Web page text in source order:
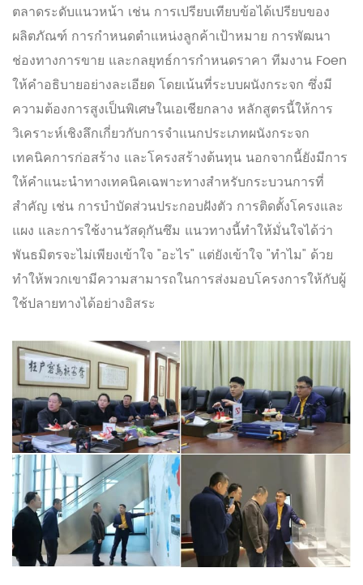
ตลาดระดับแนวหน้า เช่น การเปรียบเทียบข้อได้เปรียบของ
ผลิตภัณฑ์ การกำหนดตำแหน่งลูกค้าเป้าหมาย การพัฒนา
ช่องทางการขาย และกลยุทธ์การกำหนดราคา ทีมงาน Foen
ให้คำอธิบายอย่างละเอียด โดยเน้นที่ระบบผนังกระจก ซึ่งมี
ความต้องการสูงเป็นพิเศษในเอเชียกลาง หลักสูตรนี้ให้การ
วิเคราะห์เชิงลึกเกี่ยวกับการจำแนกประเภทผนังกระจก
เทคนิคการก่อสร้าง และโครงสร้างต้นทุน นอกจากนี้ยังมีการ
ให้คำแนะนำทางเทคนิคเฉพาะทางสำหรับกระบวนการที่
สำคัญ เช่น การบำบัดส่วนประกอบฝังตัว การติดตั้งโครงและ
แผง และการใช้งานวัสดุกันซึม แนวทางนี้ทำให้มั่นใจได้ว่า
พันธมิตรจะไม่เพียงเข้าใจ "อะไร" แต่ยังเข้าใจ "ทำไม" ด้วย
ทำให้พวกเขามีความสามารถในการส่งมอบโครงการให้กับผู้
ใช้ปลายทางได้อย่างอิสระ